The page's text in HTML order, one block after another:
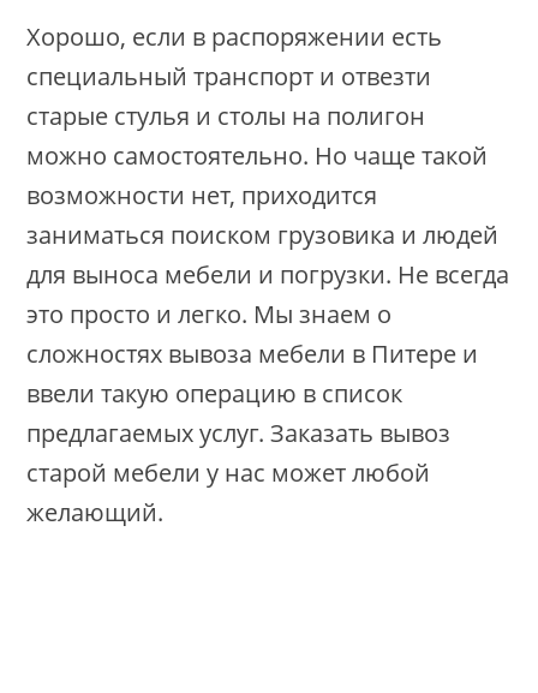
Хорошо, если в распоряжении есть
специальный транспорт и отвезти
старые стулья и столы на полигон
можно самостоятельно. Но чаще такой
возможности нет, приходится
заниматься поиском грузовика и людей
для выноса мебели и погрузки. Не всегда
это просто и легко. Мы знаем о
сложностях вывоза мебели в Питере и
ввели такую операцию в список
предлагаемых услуг. Заказать вывоз
старой мебели у нас может любой
желающий.